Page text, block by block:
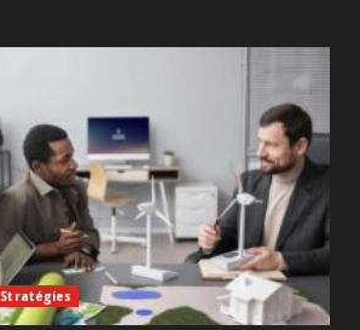
Stratégies